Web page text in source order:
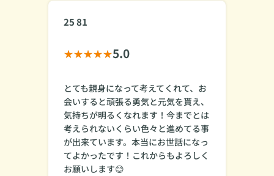
25 81
5.0
とても親身になって考えてくれて、お
会いすると頑張る勇気と元気を貰え、
気持ちが明るくなれます！今までとは
考えられないくらい色々と進めてる事
が出来ています。本当にお世話になっ
てよかったです！これからもよろしく
お願いします😊